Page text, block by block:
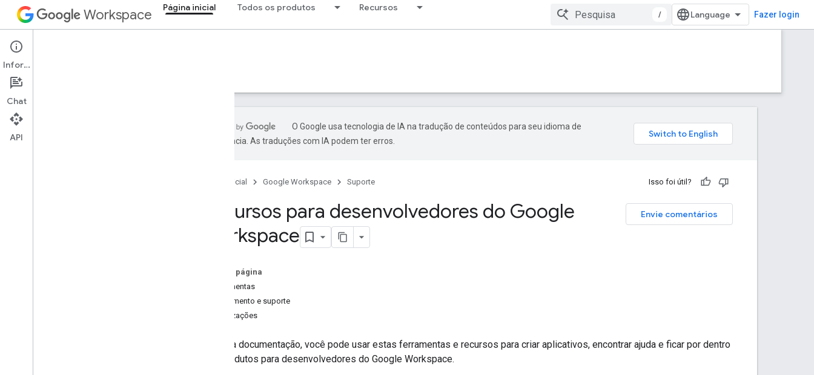
Workspace Página inicial Todos os produtos Recursos
/ Fazer login
Página inicial
Visão geral
O Google usa tecnologia de IA na tradução de conteúdos para seu idioma de
preferência. As traduções com IA podem ter erros.
Página inicial Google Workspace Suporte Isso foi útil?
Envie comentários
Recursos para desenvolvedores do Google
Workspace
Nesta página
Ferramentas
Treinamento e suporte
Atualizações
Além da documentação, você pode usar estas ferramentas e recursos para criar aplicativos, encontrar ajuda e ficar por dentro
dos produtos para desenvolvedores do Google Workspace.
Informações
Chat
API